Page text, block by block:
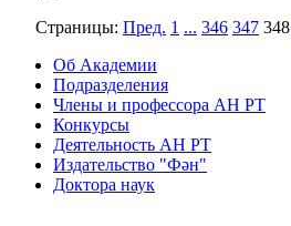
Страницы: Пред. 1 ... 346 347 348
Об Академии
Подразделения
Члены и профессора АН РТ
Конкурсы
Деятельность АН РТ
Издательство "Фән"
Доктора наук